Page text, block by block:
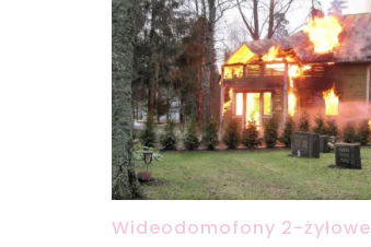
Wideodomofony 2-żyłowe